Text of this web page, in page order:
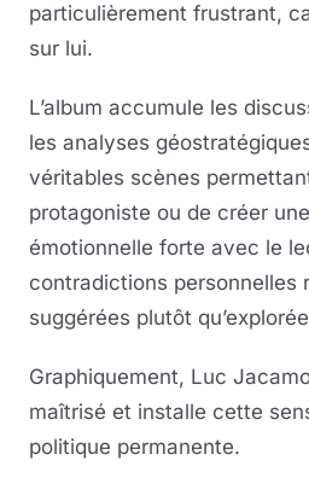
particulièrement frustrant,
sur lui.
L’album accumule les
les analyses
véritables scènes
protagoniste ou de créer
émotionnelle forte avec le
contradictions personnelles
suggérées plutôt
Graphiquement, Luc
maîtrisé et installe cette
politique permanente.